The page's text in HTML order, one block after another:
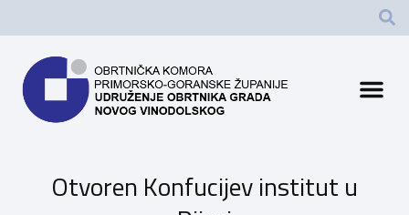
Otvoren Konfucijev institut u